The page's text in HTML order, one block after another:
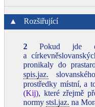
▲ Rozšiřující
2 Pokud
a
pronikaly do
spis.jaz.
prostředky místní, a
(Kij), které zřejmě
normy stsl.jaz. na